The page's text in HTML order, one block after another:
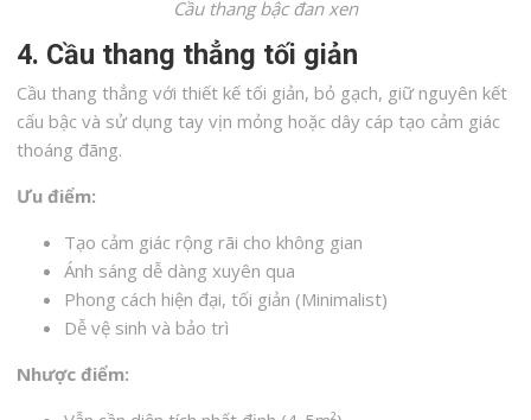
Cầu thang bậc đan xen
4. Cầu thang thẳng tối giản
Cầu thang thẳng với thiết kế tối giản, bỏ gạch, giữ nguyên kết
cấu bậc và sử dụng tay vịn mỏng hoặc dây cáp tạo cảm giác
thoáng đãng.
Ưu điểm:
Tạo cảm giác rộng rãi cho không gian
Ánh sáng dễ dàng xuyên qua
Phong cách hiện đại, tối giản (Minimalist)
Dễ vệ sinh và bảo trì
Nhược điểm: